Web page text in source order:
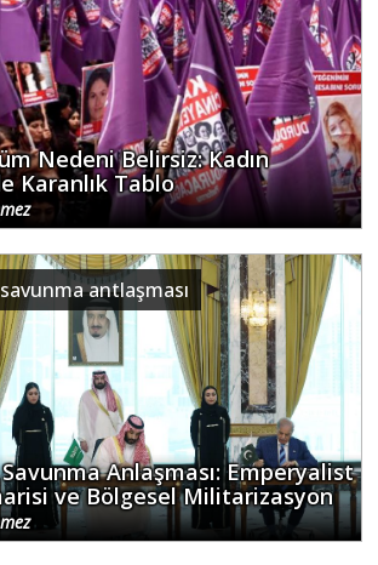
Nedeni Belirsiz: Kadın
Karanlık Tablo
antlaşması
Anlaşması: Emperyalist
ve Bölgesel Militarizasyon